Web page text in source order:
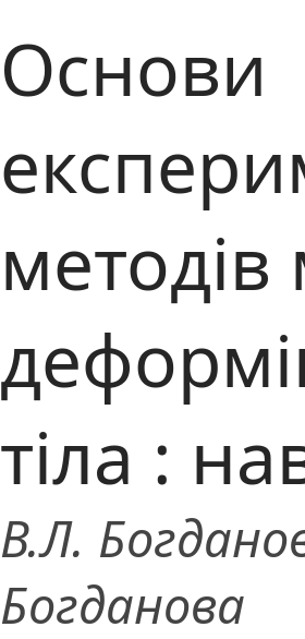
Основи
методів
тіла :
В.Л.
Богданова